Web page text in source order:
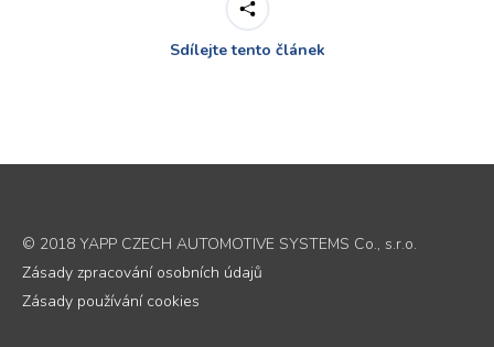
Sdílejte tento článek
© 2018 YAPP CZECH AUTOMOTIVE SYSTEMS Co., s.r.o.
Zásady zpracování osobních údajů
Zásady používání cookies